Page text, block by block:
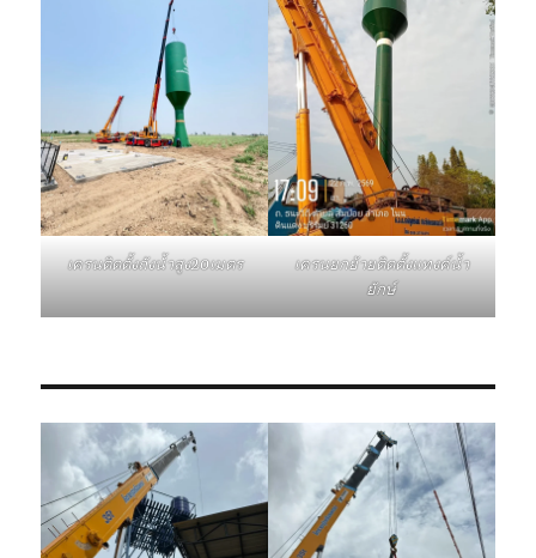
เครนติดตั้งถังน้ำสูง20เมตร
เครนยกย้ายติดตั้งแทงค์น้ำ
ยักษ์